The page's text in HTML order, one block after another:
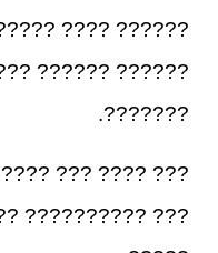
???????? ?????
?????
???????.
?????? ????
??????? ?????